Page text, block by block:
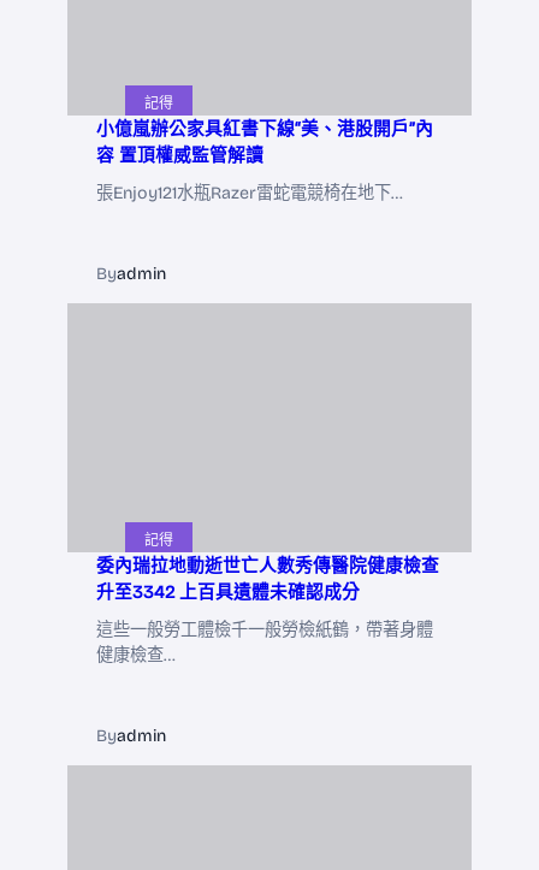
記得
小億嵐辦公家具紅書下線“美、港股開戶”內
容 置頂權威監管解讀
張Enjoy121水瓶Razer雷蛇電競椅在地下…
Byadmin
記得
委內瑞拉地動逝世亡人數秀傳醫院健康檢查
升至3342 上百具遺體未確認成分
這些一般勞工體檢千一般勞檢紙鶴，帶著身體
健康檢查…
Byadmin